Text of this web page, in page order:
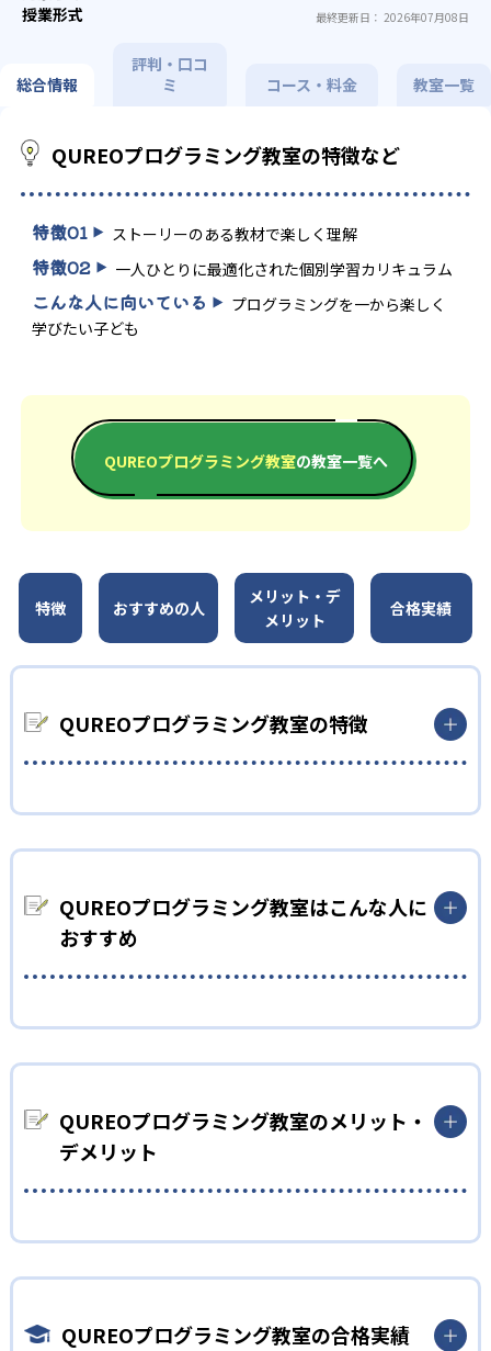
最終更新日： 2026年07月08日
総合情報
評判・口コ
ミ
コース・料金 教室一覧
QUREOプログラミング教室の特徴など
特徴01 ストーリーのある教材で楽しく理解
特徴02 一人ひとりに最適化された個別学習カリキュラム
こんな人に向いている
プログラミングを一から楽しく
学びたい子ども
QUREOプログラミング教室の教室一覧へ
特徴 おすすめの人
メリット・デ
メリット
合格実績
QUREOプログラミング教室の特徴
を題材にしたマンガ『キュレオ プログラミングチャレンジャー
ズ!』が小学館「コロコロイチバン!」で連載されている。ストー
どもが夢中になって学ぶことが可能だ。楽しく学びながら、自
ラミングスクール「Tech Kids School」が監修した、大学入試
までを見据えた本格的なカリキュラム。一人ひとりの学習進捗
や成績をリアルタイムで取得して把握することで、自分から質
問をすることが苦手な子であっても取りこぼさずに指導を行う。
初級コースでは教育版マインクラフトを用いた導入パートと
羅。中級コースではJavaScriptを中心に学び、スモールステッ
QUREOプログラミング教室はこんな人に
おすすめ
らプログラミングの基礎概念を体感的に学ぶ。その後、オリジ
ナル教材による400種類以上の本格的なゲーム作りを通して、プ
ログラミングの基礎を網羅的に習得していく。教材にはマンガ
出版もされた本格的なストーリーがあり、サポートしてくれる
ーがもらえ、より高度なゲーム作りに挑戦できるようになるシ
させつつ、楽しみながら学習を進めることが可能だ。
中学生・高校生
QUREOプログラミング教室のメリット・
デメリット
たカリキュラムと対話形式のガイドで理解度に合わせた学習が
可能であるため、飽きずに長期的な学習が続けやすい。また、
QUREOプログラミング教室の合格実績